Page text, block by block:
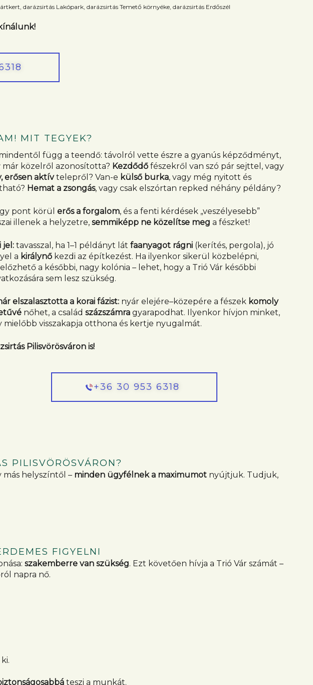
darázsirtás Lakópark, darázsirtás Temető környéke, darázsirtás Erdőszél
MIT TEGYEK?
függ a teendő: távolról vette észre a gyanús képződményt,
már közelről azonosította? Kezdődő fészekről van szó pár sejttel, vagy
erősen aktívtelepről? Van-e külső burka, vagy még nyitott és
Hemat a zsongás, vagy csak elszórtan repked néhány példány?
pont körül erős a forgalom, és a fenti kérdések „veszélyesebb”
illenek a helyzetre, semmiképp ne közelítse meg a fészket!
jel: tavasszal, ha 1–1 példányt lát faanyagot rágni (kerítés, pergola), jó
a királynő kezdi az építkezést. Ha ilyenkor sikerül közbelépni,
a későbbi, nagy kolónia – lehet, hogy a Trió Vár későbbi
sem lesz szükség.
elszalasztotta a korai fázist: nyár elejére–közepére a fészek komoly
nőhet, a család százszámra gyarapodhat. Ilyenkor hívjon minket,
mielőbb visszakapja otthona és kertje nyugalmát.
Pilisvörösváron is!
+36 30 953 6318
PILISVÖRÖSVÁRON?
helyszíntől – minden ügyfélnek a maximumot nyújtjuk. Tudjuk,
FIGYELNI
szakemberre van szükség. Ezt követően hívja a Trió Vár számát –
napra nő.
teszi a munkát.